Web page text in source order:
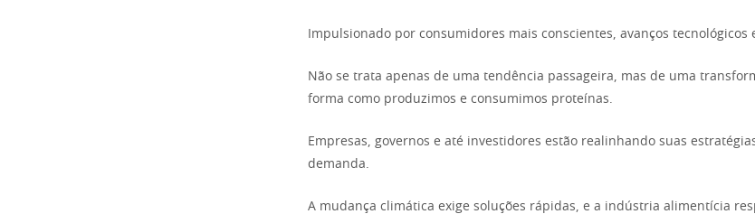
Impulsionado por consumidores mais conscientes, avanços tecnológicos
Não se trata apenas de uma tendência passageira, mas de uma
forma como produzimos e consumimos proteínas.
Empresas, governos e até investidores estão realinhando suas
demanda.
A mudança climática exige soluções rápidas, e a indústria alimentícia